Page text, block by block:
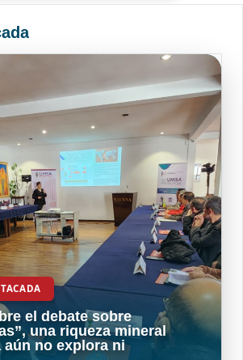
el debate sobre
una riqueza mineral
aún no explora ni